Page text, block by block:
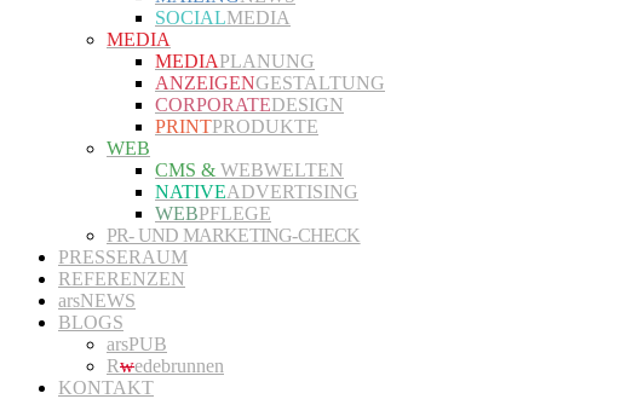
SOCIALMEDIA
MEDIA
MEDIAPLANUNG
ANZEIGENGESTALTUNG
CORPORATEDESIGN
PRINTPRODUKTE
WEB
CMS & WEBWELTEN
NATIVEADVERTISING
WEBPFLEGE
PR- UND MARKETING-CHECK
PRESSERAUM
REFERENZEN
arsNEWS
BLOGS
arsPUB
Rwedebrunnen
KONTAKT